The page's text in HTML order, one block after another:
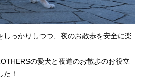
しっかりしつつ、夜のお散歩を安全に楽
の愛犬と夜道のお散歩のお役立
！